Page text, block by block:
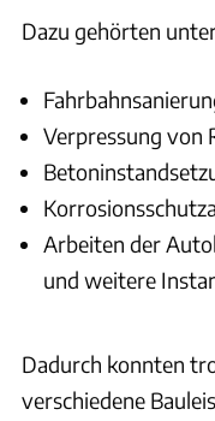
Dazu gehörten
Verpressung von
Arbeiten der
und weitere
Dadurch konnten
verschiedene